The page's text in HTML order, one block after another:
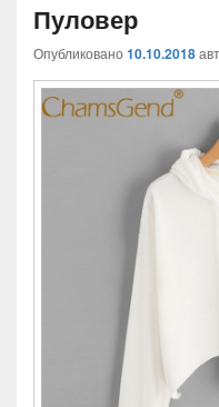
Пуловер
Опубликовано 10.10.2018